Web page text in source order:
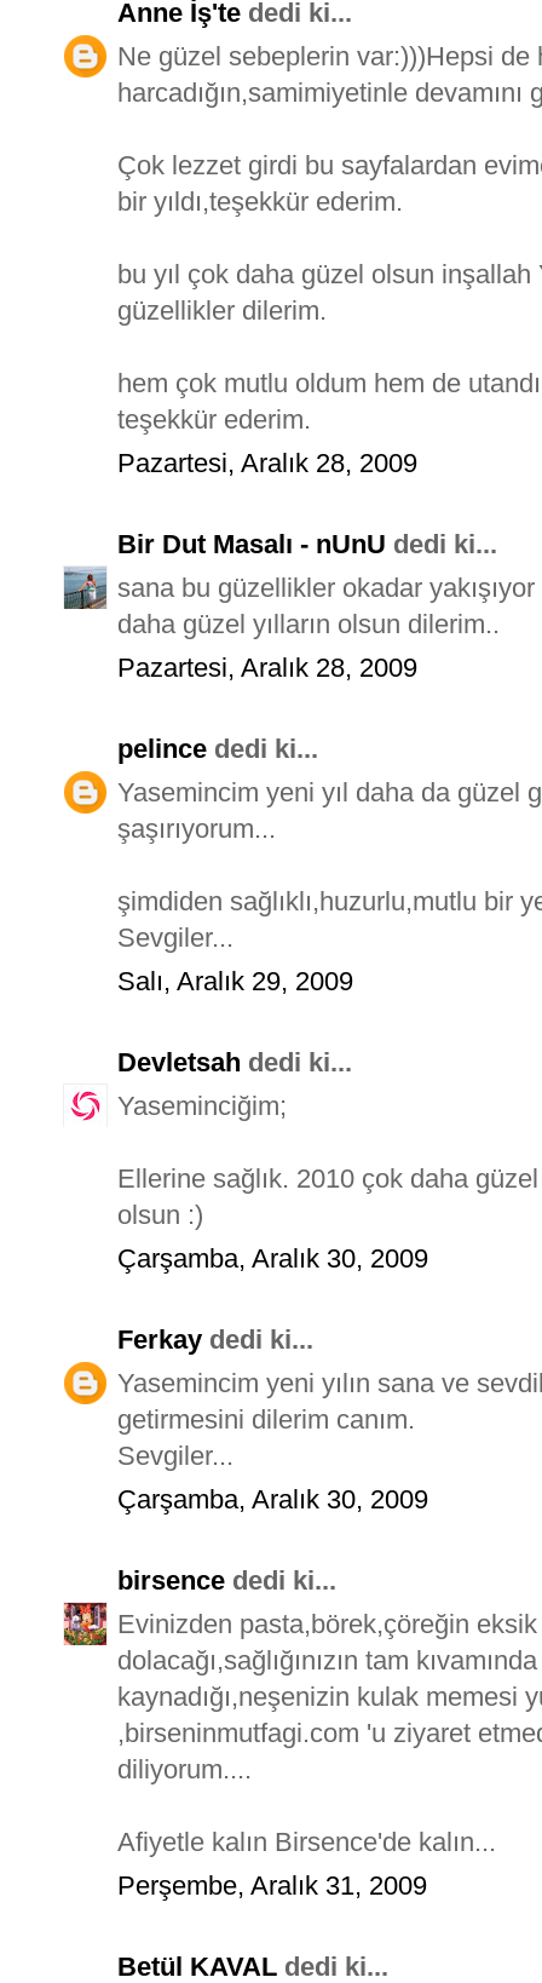
Anne İş'te dedi ki...
Ne güzel sebeplerin var:)))Hepsi de
harcadığın,samimiyetinle
Çok lezzet girdi bu sayfalardan
bir yıldı,teşekkür ederim.
bu yıl çok daha güzel olsun
güzellikler dilerim.
hem çok mutlu oldum hem de
teşekkür ederim.
Pazartesi, Aralık 28, 2009
Bir Dut Masalı - nUnU dedi ki...
sana bu güzellikler okadar
daha güzel yılların olsun dilerim..
Pazartesi, Aralık 28, 2009
pelince dedi ki...
Yasemincim yeni yıl daha da güzel
şaşırıyorum...
şimdiden sağlıklı,huzurlu,mutlu bir
Sevgiler...
Salı, Aralık 29, 2009
Devletsah dedi ki...
Yaseminciğim;
Ellerine sağlık. 2010 çok daha
olsun :)
Çarşamba, Aralık 30, 2009
Ferkay dedi ki...
Yasemincim yeni yılın sana ve
getirmesini dilerim canım.
Sevgiler...
Çarşamba, Aralık 30, 2009
birsence dedi ki...
Evinizden pasta,börek,çöreğin eksik
dolacağı,sağlığınızın tam
kaynadığı,neşenizin kulak memesi
,birseninmutfagi.com 'u ziyaret
diliyorum....
Afiyetle kalın Birsence'de kalın...
Perşembe, Aralık 31, 2009
Betül KAVAL dedi ki...